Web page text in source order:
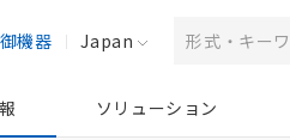
機器 Japan
ソリューション